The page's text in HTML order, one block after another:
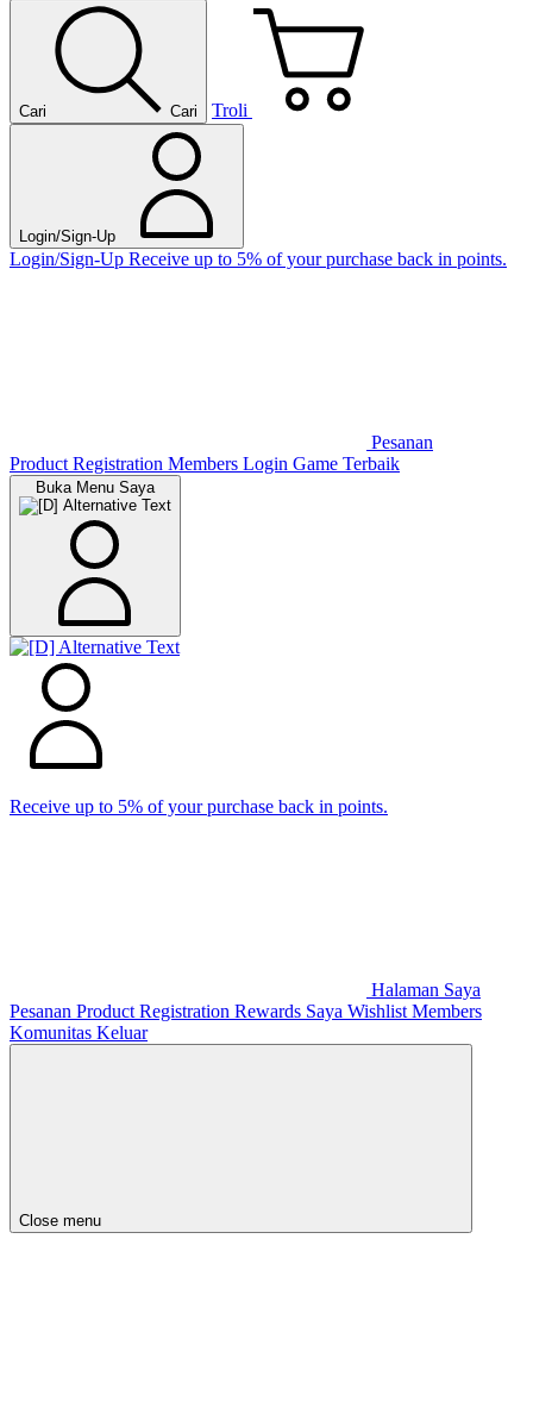
Cari Cari Troli
Login/Sign-Up
Login/Sign-Up Receive up to 5% of your purchase back in points.
Pesanan
Product Registration Members Login Game Terbaik
Buka Menu Saya
Receive up to 5% of your purchase back in points.
Halaman Saya
Pesanan Product Registration Rewards Saya Wishlist Members
Komunitas Keluar
Close menu